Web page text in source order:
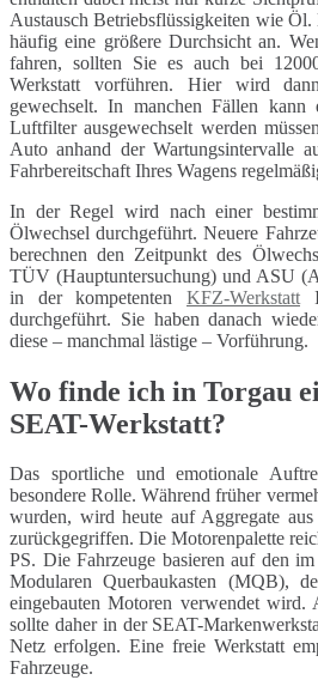
Austausch Betriebsflüssigkeiten wie
häufig eine größere Durchsicht an.
fahren, sollten Sie es auch bei
Werkstatt vorführen. Hier wird
gewechselt. In manchen Fällen
Luftfilter ausgewechselt werden
Auto anhand der Wartungsintervalle
Fahrbereitschaft Ihres Wagens
In der Regel wird nach einer
Ölwechsel durchgeführt. Neuere
berechnen den Zeitpunkt des
TÜV (Hauptuntersuchung) und ASU
in der kompetenten KFZ-Werkstatt
durchgeführt. Sie haben danach
diese – manchmal lästige – Vorführung.
Wo finde ich in Torgau
SEAT-Werkstatt?
Das sportliche und emotionale
besondere Rolle. Während früher
wurden, wird heute auf Aggregate aus
zurückgegriffen. Die Motorenpalette
PS. Die Fahrzeuge basieren auf den im
Modularen Querbaukasten (MQB),
eingebauten Motoren verwendet wird.
sollte daher in der SEAT-
Netz erfolgen. Eine freie Werkstatt
Fahrzeuge.